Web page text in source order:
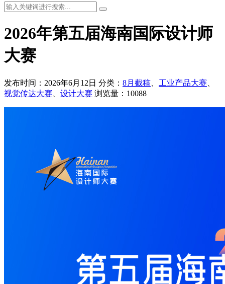
2026年第五届海南国际设计师
大赛
发布时间：2026年6月12日 分类： 8月截稿 工业产品大赛
视觉传达大赛
设计大赛 浏览量：10088